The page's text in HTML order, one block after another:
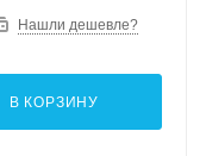
Нашли дешевле?
В КОРЗИНУ